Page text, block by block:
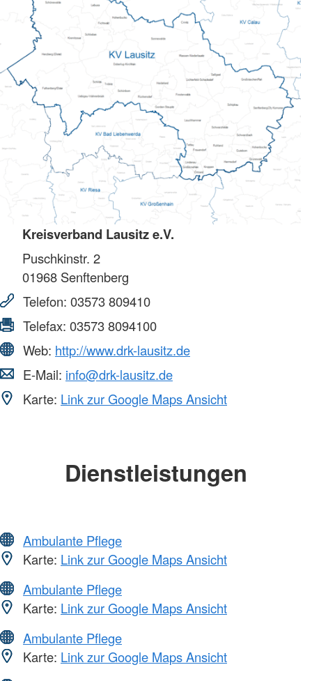
Kreisverband Lausitz e.V.
Puschkinstr. 2
01968 Senftenberg
Telefon: 03573 809410
Telefax: 03573 8094100
Web: http://www.drk-lausitz.de
E-Mail: info@drk-lausitz.de
Karte: Link zur Google Maps Ansicht
Dienstleistungen
Ambulante Pflege
Karte: Link zur Google Maps Ansicht
Ambulante Pflege
Karte: Link zur Google Maps Ansicht
Ambulante Pflege
Karte: Link zur Google Maps Ansicht